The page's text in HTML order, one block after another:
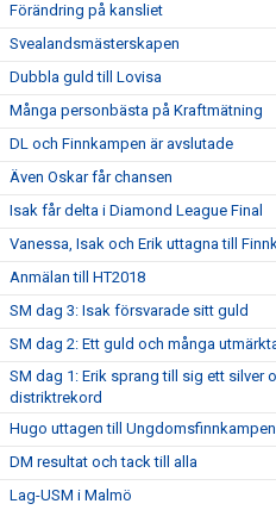
Förändring på kansliet
Svealandsmästerskapen
Dubbla guld till Lovisa
Många personbästa på Kraftmätning
DL och Finnkampen är avslutade
Även Oskar får chansen
Isak får delta i Diamond League Final
Vanessa, Isak och Erik uttagna till
Anmälan till HT2018
SM dag 3: Isak försvarade sitt guld
SM dag 2: Ett guld och många
SM dag 1: Erik sprang till sig ett silver
distriktrekord
Hugo uttagen till Ungdomsfinnkampen
DM resultat och tack till alla
Lag-USM i Malmö